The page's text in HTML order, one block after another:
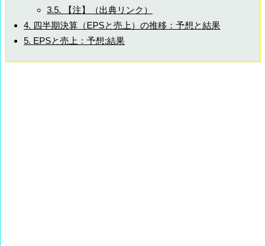
3.5. 【注】（出典リンク）
4. 四半期決算（EPSと売上）の推移：予想と結果
5. EPSと売上：予想:結果